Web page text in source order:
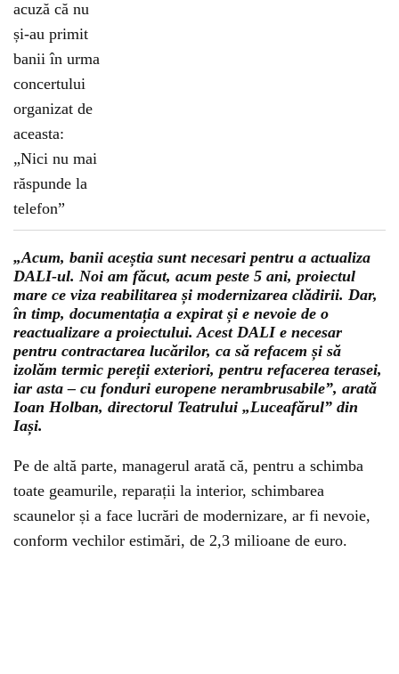
„Acum, banii aceștia sunt necesari pentru a actualiza
DALI-ul. Noi am făcut, acum peste 5 ani, proiectul
mare ce viza reabilitarea și modernizarea clădirii. Dar,
în timp, documentația a expirat și e nevoie de o
reactualizare a proiectului. Acest DALI e necesar
pentru contractarea lucărilor, ca să refacem și să
izolăm termic pereții exteriori, pentru refacerea terasei,
iar asta – cu fonduri europene nerambrusabile”, arată
Ioan Holban, directorul Teatrului „Luceafărul” din
Iași.
Pe de altă parte, managerul arată că, pentru a schimba
toate geamurile, reparații la interior, schimbarea
scaunelor și a face lucrări de modernizare, ar fi nevoie,
conform vechilor estimări, de 2,3 milioane de euro.